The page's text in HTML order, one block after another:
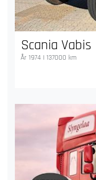
Scania Vabis
År 1974 | 137000 km